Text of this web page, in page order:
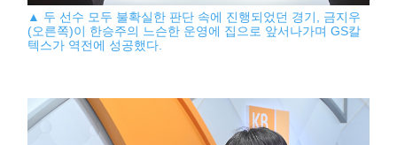
▲ 두 선수 모두 불확실한 판단 속에 진행되었던 경기, 금지우
(오른쪽)이 한승주의 느슨한 운영에 집으로 앞서나가며 GS칼
텍스가 역전에 성공했다.